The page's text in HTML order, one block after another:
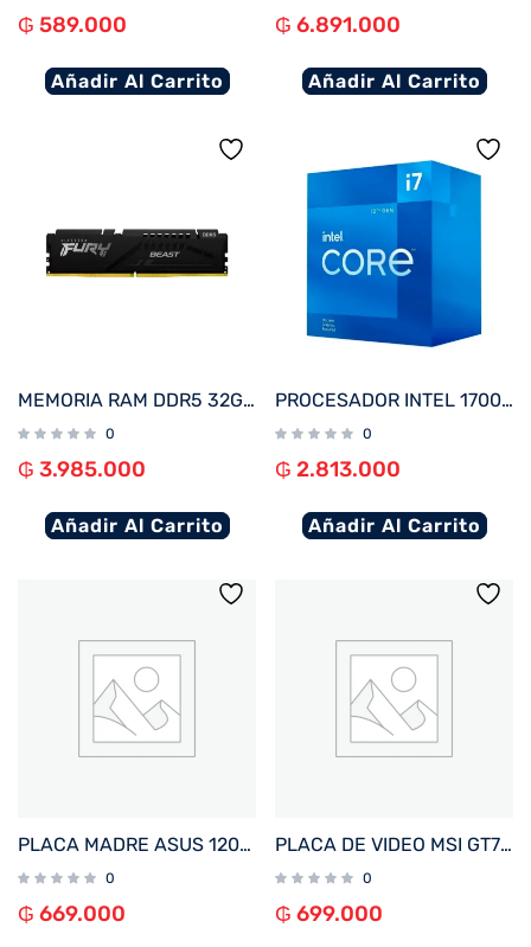
₲ 589.000
Añadir Al Carrito
₲ 6.891.000
Añadir Al Carrito
MEMORIA RAM DDR5 32GB 5200 KINGSTON FURY BEAST BK KF552C40BB-32 XMP
0
₲ 3.985.000
Añadir Al Carrito
PROCESADOR INTEL 1700 CORE I7-12700F 2.7GHZ/25MB C/COOL BX8071512700F
0
₲ 2.813.000
Añadir Al Carrito
PLACA MADRE ASUS 1200 PRIME H510M-R R2.0 V/S/R/HDMI/DDR4/USB3.2/MATX
0
₲ 669.000
PLACA DE VIDEO MSI GT710 2GB DDR3 GT710-2GD3-LP
0
₲ 699.000